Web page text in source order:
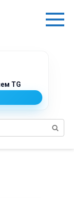
TG